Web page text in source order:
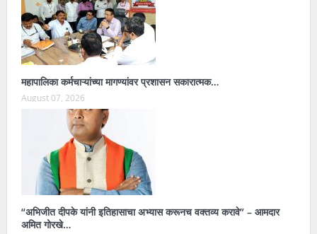
महापालिका कर्मचाऱ्यांच्या मागण्यांवर प्रशासन सकारात्मक…
August 07, 2026
“अभिजीत दीपके यांनी इतिहासाचा अभ्यास करूनच वक्तव्य करावे” – आमदार
अमित गोरखे…